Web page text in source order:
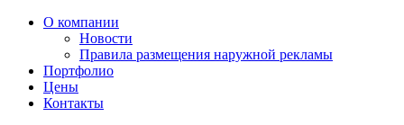
О компании
Новости
Правила размещения наружной рекламы
Портфолио
Цены
Контакты